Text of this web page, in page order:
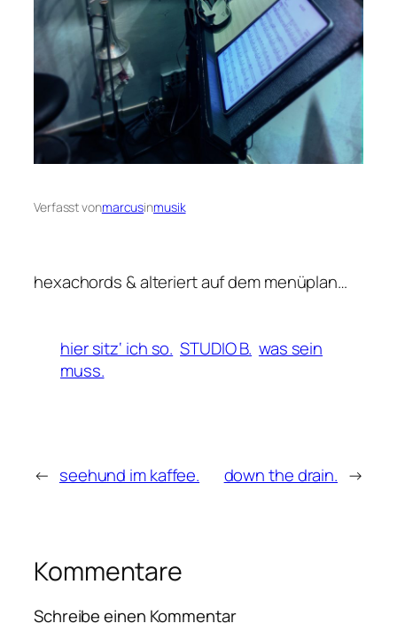
Verfasst vonmarcusinmusik
hexachords & alteriert auf dem menüplan…
hier sitz‘ ich so. STUDIO B. was sein
muss.
← seehund im kaffee. down the drain. →
Kommentare
Schreibe einen Kommentar